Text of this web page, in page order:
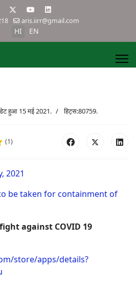
aris.iirr@gmail.com
HI EN
हुआ 15 मई 2021. हिट्स:80759.
(1)
2021
be taken for containment of
against COVID 19
store/apps/details?